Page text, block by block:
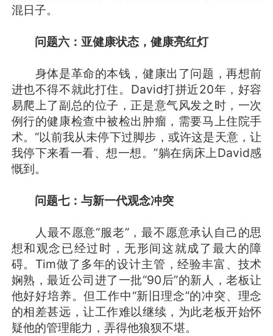
混日子。
问题六：亚健康状态，健康亮红灯
身体是革命的本钱，健康出了问题，再想前
进也不得不就此打住。David打拼近20年，好容
易爬上了副总的位子，正是意气风发之时，一次
例行的健康检查中被检出肿瘤，需要马上住院手
术。“以前我从未停下过脚步，或许这是天意，让
我停下来看一看、想一想。”躺在病床上David感
慨到。
问题七：与新一代观念冲突
人最不愿意“服老”，最不愿意承认自己的思
想和观念已经过时，无形间这就成了最大的障
碍。Tim做了多年的设计主管，经验丰富、技术
娴熟，最近公司进了一批“90后”的新人，老板让
他好好培养。但工作中“新旧理念”的冲突、理念
的相差甚远，让工作难以继续，为此老板开始怀
疑他的管理能力，弄得他狼狈不堪。